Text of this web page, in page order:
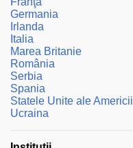
Germania
Irlanda
Italia
Marea Britanie
România
Serbia
Spania
Statele Unite ale Americii
Ucraina